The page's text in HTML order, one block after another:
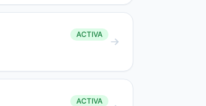
ACTIVA
ACTIVA